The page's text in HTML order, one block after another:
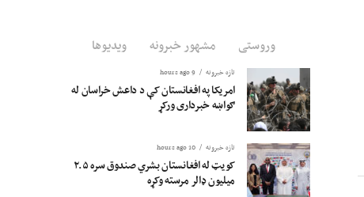
وروستی مشهور خبرونه ویدیوها
تازه خبرونه 9 hours ago
امریکا په افغانستان کې د داعش خراسان له
ګواښه خبرداری ورکړ
تازه خبرونه 10 hours ago
کویټ له افغانستان بشري صندوق سره ۲.۵
میلیون ډالر مرسته وکړه